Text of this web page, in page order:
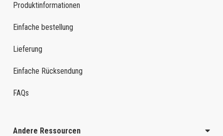
Produktinformationen
Einfache bestellung
Lieferung
Einfache Rücksendung
FAQs
Andere Ressourcen